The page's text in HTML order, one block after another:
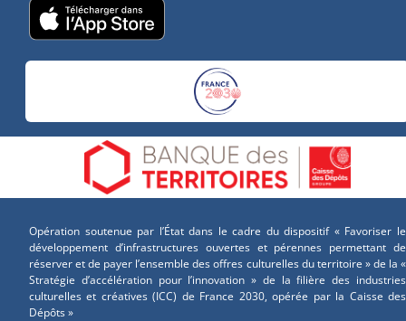
Opération soutenue par l’État dans le cadre du dispositif « Favoriser le
développement d’infrastructures ouvertes et pérennes permettant de
réserver et de payer l’ensemble des offres culturelles du territoire » de la «
Stratégie d’accélération pour l’innovation » de la filière des industries
culturelles et créatives (ICC) de France 2030, opérée par la Caisse des
Dépôts »